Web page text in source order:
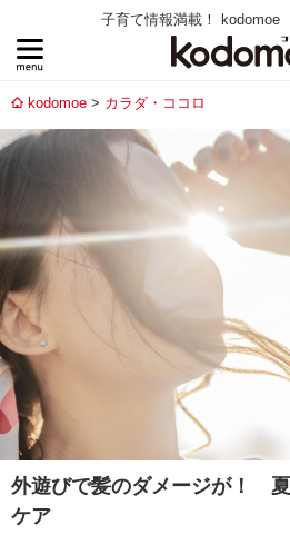
子育て情報満載！ kodomoe
kodomoe カラダ・ココロ
外遊びで髪のダメージが！
ケア